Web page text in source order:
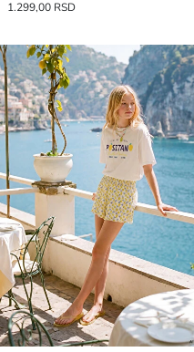
1.299,00 RSD